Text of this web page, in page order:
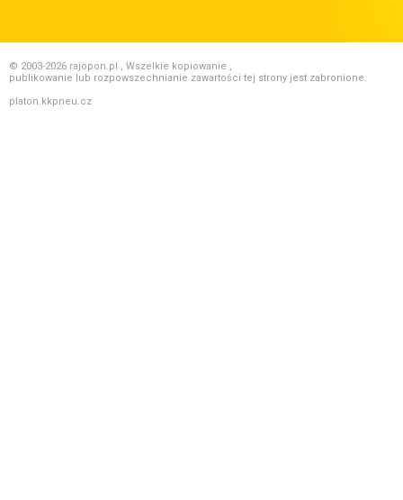
© 2003-2026 rajopon.pl , Wszelkie kopiowanie ,
publikowanie lub rozpowszechnianie zawartości tej strony jest zabronione.
platon.kkpneu.cz